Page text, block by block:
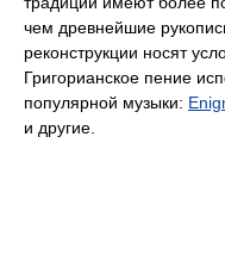
чем древнейшие
реконструкции носят
Григорианское пение
популярной музыки:
и другие.